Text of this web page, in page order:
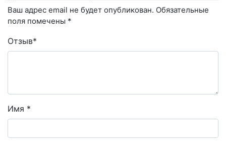
Ваш адрес email не будет опубликован. Обязательные
поля помечены *
Отзыв*
Имя *